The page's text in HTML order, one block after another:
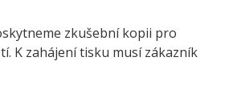
zkušební kopii pro
K zahájení tisku musí zákazník